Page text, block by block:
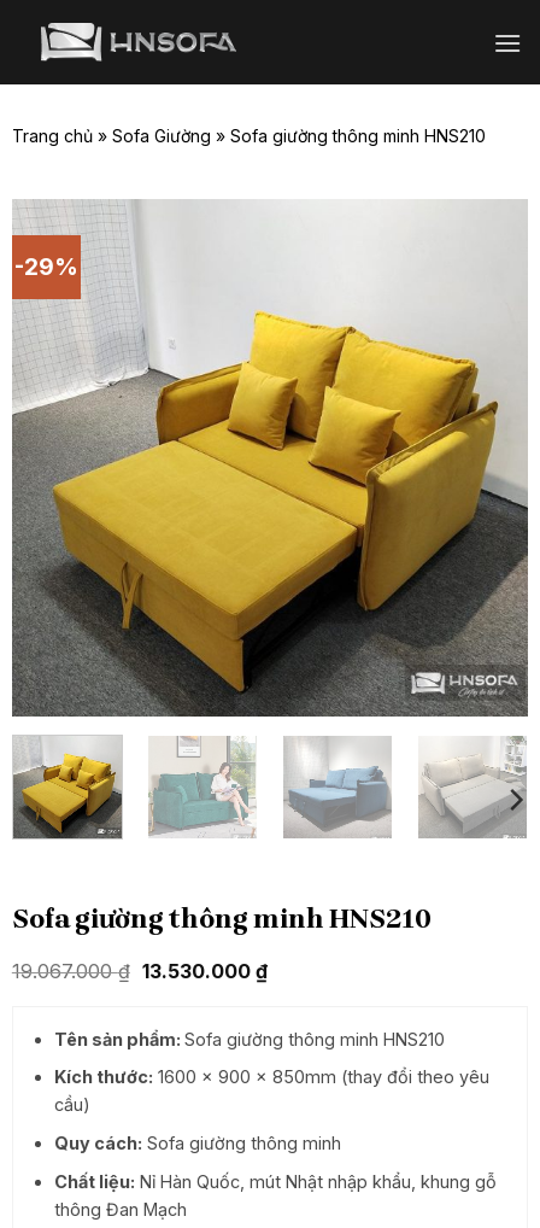
Trang chủ» Sofa Giường » Sofa giường thông minh HNS210
-29%
Sofa giường thông minh HNS210
19.067.000₫ Giá
19.067.000 ₫.
13.530.000 ₫Giá
hiện
13.530.000 ₫.
Tên sản phẩm: Sofa giường thông minh HNS210
Kích thước: 1600 x 900 x 850mm (thay đổi theo yêu
cầu)
Quy cách: Sofa giường thông minh
Chất liệu: Nỉ Hàn Quốc, mút Nhật nhập khẩu, khung gỗ
thông Đan Mạch